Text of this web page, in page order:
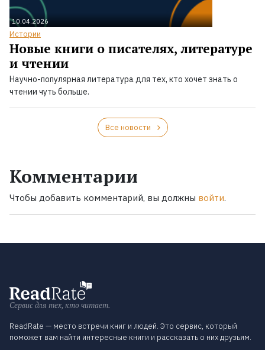
10.04.2026
Истории
Новые книги о писателях, литературе
и чтении
Научно-популярная литература для тех, кто хочет знать о
чтении чуть больше.
Все новости
Комментарии
Чтобы добавить комментарий, вы должны войти.
Сервис для тех, кто читает.
ReadRate — место встречи книг и людей. Это сервис, который
поможет вам найти интересные книги и рассказать о них друзьям.